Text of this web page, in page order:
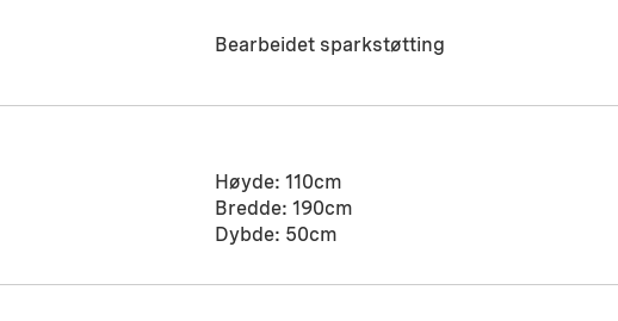
Bearbeidet sparkstøtting
Høyde: 110cm
Bredde: 190cm
Dybde: 50cm